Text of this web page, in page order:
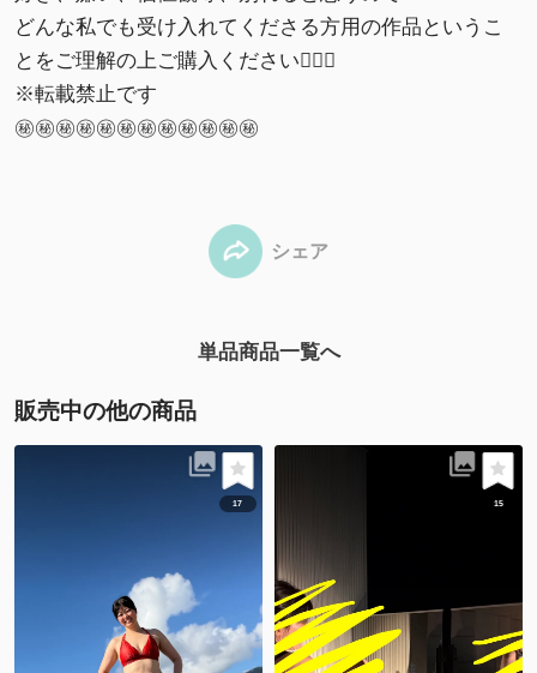
どんな私でも受け入れてくださる方用の作品というこ
とをご理解の上ご購入ください🙇🏻‍♀️
※転載禁止です
㊙️㊙️㊙️㊙️㊙️㊙️㊙️㊙️㊙️㊙️㊙️㊙️
シェア
単品商品一覧へ
販売中の他の商品
17 15